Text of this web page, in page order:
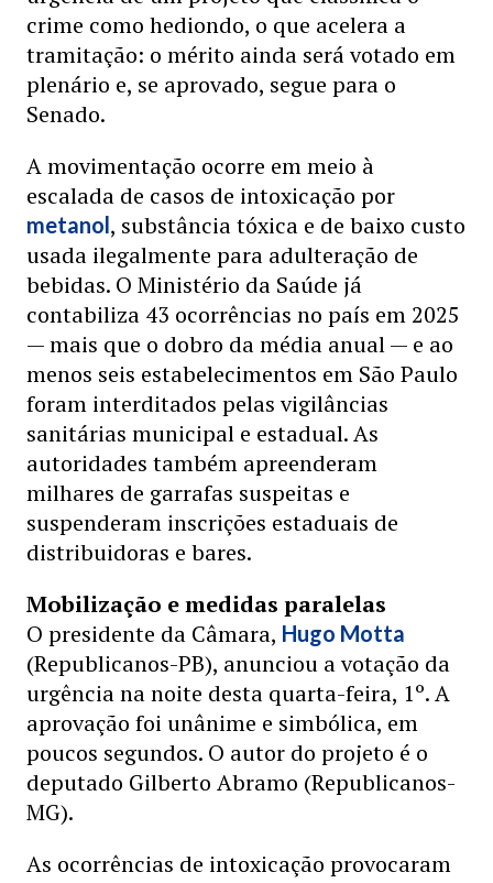
crime como hediondo, o que acelera a
tramitação: o mérito ainda será votado em
plenário e, se aprovado, segue para o
Senado.
A movimentação ocorre em meio à
escalada de casos de intoxicação por
metanol, substância tóxica e de baixo custo
usada ilegalmente para adulteração de
bebidas. O Ministério da Saúde já
contabiliza 43 ocorrências no país em 2025
— mais que o dobro da média anual — e ao
menos seis estabelecimentos em São Paulo
foram interditados pelas vigilâncias
sanitárias municipal e estadual. As
autoridades também apreenderam
milhares de garrafas suspeitas e
suspenderam inscrições estaduais de
distribuidoras e bares.
Mobilização e medidas paralelas
O presidente da Câmara, Hugo Motta
(Republicanos-PB), anunciou a votação da
urgência na noite desta quarta-feira, 1º. A
aprovação foi unânime e simbólica, em
poucos segundos. O autor do projeto é o
deputado Gilberto Abramo (Republicanos-
MG).
As ocorrências de intoxicação provocaram